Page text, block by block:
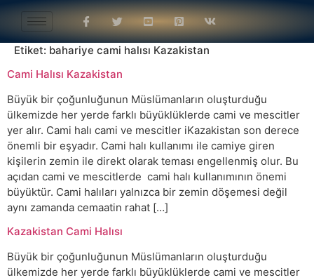
Etiket: bahariye cami halısı Kazakistan
Cami Halısı Kazakistan
Büyük bir çoğunluğunun Müslümanların oluşturduğu
ülkemizde her yerde farklı büyüklüklerde cami ve mescitler
yer alır. Cami halı cami ve mescitler iKazakistan son derece
önemli bir eşyadır. Cami halı kullanımı ile camiye giren
kişilerin zemin ile direkt olarak teması engellenmiş olur. Bu
açıdan cami ve mescitlerde cami halı kullanımının önemi
büyüktür. Cami halıları yalnızca bir zemin döşemesi değil
aynı zamanda cemaatin rahat […]
Kazakistan Cami Halısı
Büyük bir çoğunluğunun Müslümanların oluşturduğu
ülkemizde her yerde farklı büyüklüklerde cami ve mescitler